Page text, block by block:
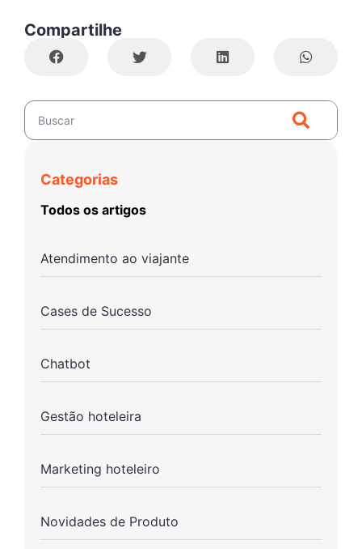
Compartilhe
Categorias
Todos os artigos
Atendimento ao viajante
Cases de Sucesso
Chatbot
Gestão hoteleira
Marketing hoteleiro
Novidades de Produto